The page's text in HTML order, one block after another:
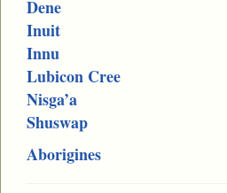
Dene
Inuit
Innu
Lubicon Cree
Nisga’a
Shuswap
Aborigines